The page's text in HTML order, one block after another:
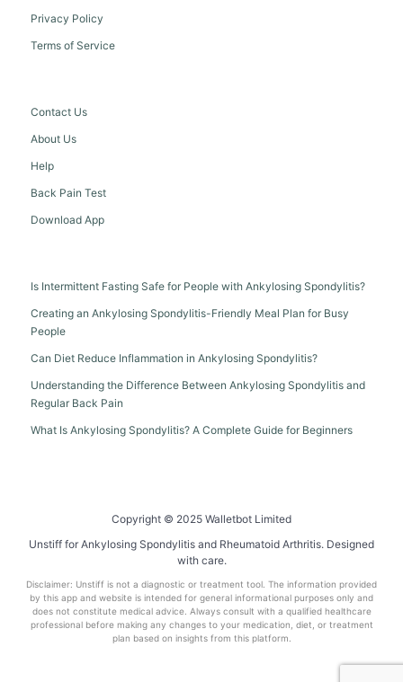
Privacy Policy
Terms of Service
Contact Us
About Us
Help
Back Pain Test
Download App
Is Intermittent Fasting Safe for People with Ankylosing Spondylitis?
Creating an Ankylosing Spondylitis-Friendly Meal Plan for Busy
People
Can Diet Reduce Inflammation in Ankylosing Spondylitis?
Understanding the Difference Between Ankylosing Spondylitis and
Regular Back Pain
What Is Ankylosing Spondylitis? A Complete Guide for Beginners
Copyright © 2025 Walletbot Limited
Unstiff for Ankylosing Spondylitis and Rheumatoid Arthritis. Designed
with care.
Disclaimer: Unstiff is not a diagnostic or treatment tool. The information provided
by this app and website is intended for general informational purposes only and
does not constitute medical advice. Always consult with a qualified healthcare
professional before making any changes to your medication, diet, or treatment
plan based on insights from this platform.